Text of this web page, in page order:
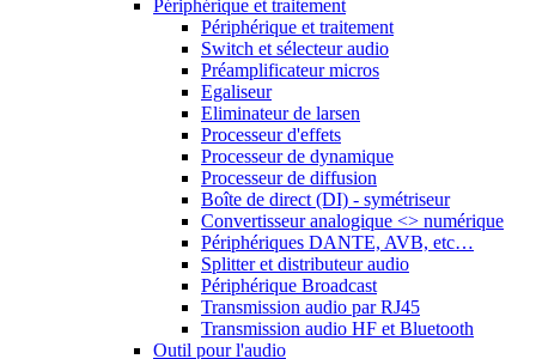
Périphérique et traitement
Périphérique et traitement
Switch et sélecteur audio
Préamplificateur micros
Egaliseur
Eliminateur de larsen
Processeur d'effets
Processeur de dynamique
Processeur de diffusion
Boîte de direct (DI) - symétriseur
Convertisseur analogique <> numérique
Périphériques DANTE, AVB, etc…
Splitter et distributeur audio
Périphérique Broadcast
Transmission audio par RJ45
Transmission audio HF et Bluetooth
Outil pour l'audio